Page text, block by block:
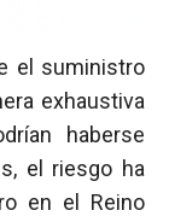
el suministro
exhaustiva
haberse
el riesgo ha
en el Reino